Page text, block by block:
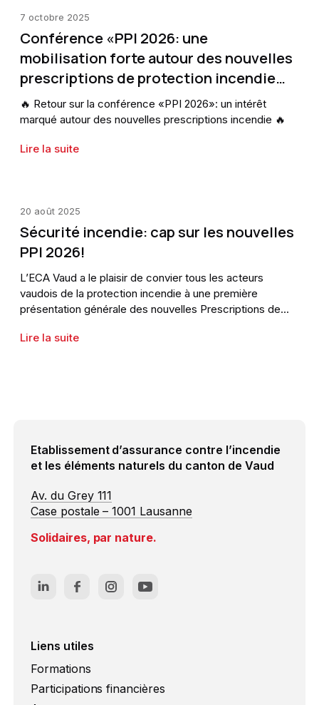
7 octobre 2025
Conférence «PPI 2026: une
mobilisation forte autour des nouvelles
prescriptions de protection incendie
2026
🔥 Retour sur la conférence «PPI 2026»: un intérêt
marqué autour des nouvelles prescriptions incendie 🔥
Lire la suite
20 août 2025
Sécurité incendie: cap sur les nouvelles
PPI 2026!
L’ECA Vaud a le plaisir de convier tous les acteurs
vaudois de la protection incendie à une première
présentation générale des nouvelles Prescriptions de
Lire la suite
Etablissement d’assurance contre l’incendie
et les éléments naturels du canton de Vaud
Av. du Grey 111
Case postale – 1001 Lausanne
Solidaires, par nature.
Liens utiles
Formations
Participations financières